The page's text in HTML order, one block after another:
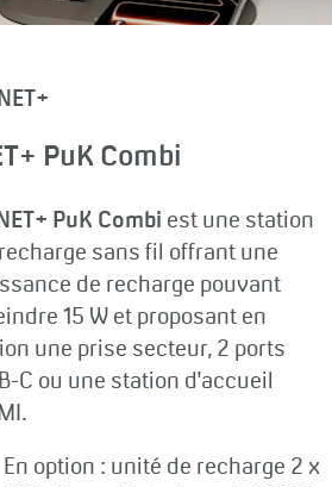
NET+
PuK Combi
NET+ PuK Combi est une station
sans fil offrant une
de recharge pouvant
15 W et proposant en
une prise secteur, 2 ports
C ou une station d'accueil
En option : unité de recharge 2 x